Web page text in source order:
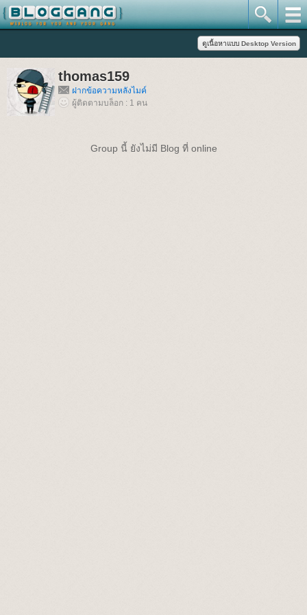
thomas159
ฝากข้อความหลังไมค์
ผู้ติดตามบล็อก : 1 คน
Group นี้ ยังไม่มี Blog ที่ online